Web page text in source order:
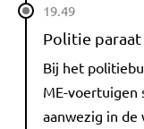
19.49
Politie paraat
Bij het
ME-voertuigen
aanwezig in de